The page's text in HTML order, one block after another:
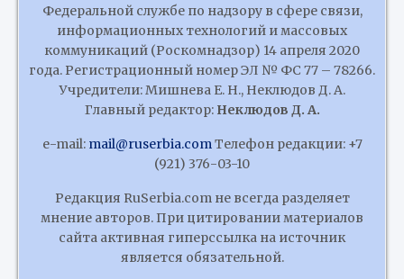
Федеральной службе по надзору в сфере связи,
информационных технологий и массовых
коммуникаций (Роскомнадзор) 14 апреля 2020
года. Регистрационный номер ЭЛ № ФС 77 – 78266.
Учредители: Мишнева Е. Н., Неклюдов Д. А.
Главный редактор: Неклюдов Д. А.
e-mail: mail@ruserbia.comТелефон редакции: +7
(921) 376-03-10
Редакция RuSerbia.com не всегда разделяет
мнение авторов. При цитировании материалов
сайта активная гиперссылка на источник
является обязательной.